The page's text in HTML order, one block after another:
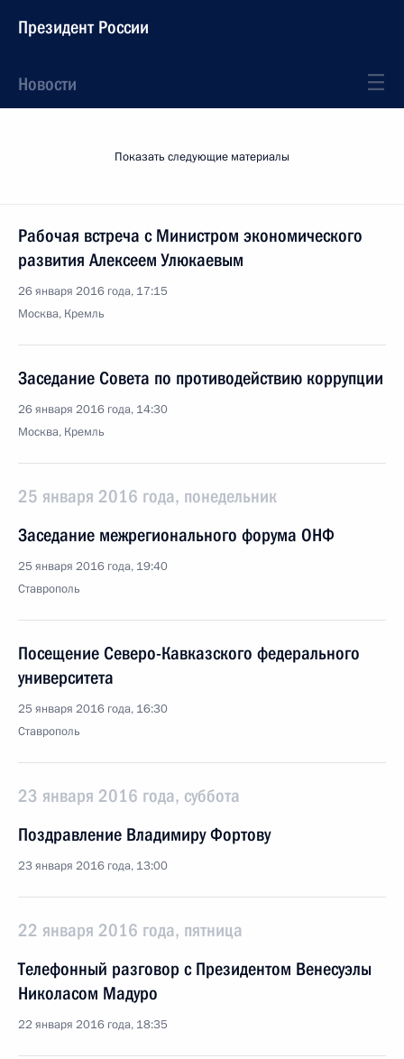
Президент России
Новости
Показать следующие материалы
Рабочая встреча с Министром экономического
развития Алексеем Улюкаевым
26 января 2016 года, 17:15
Москва, Кремль
Заседание Совета по противодействию коррупции
26 января 2016 года, 14:30
Москва, Кремль
25 января 2016 года, понедельник
Заседание межрегионального форума ОНФ
25 января 2016 года, 19:40
Ставрополь
Посещение Северо-Кавказского федерального
университета
25 января 2016 года, 16:30
Ставрополь
23 января 2016 года, суббота
Поздравление Владимиру Фортову
23 января 2016 года, 13:00
22 января 2016 года, пятница
Телефонный разговор с Президентом Венесуэлы
Николасом Мадуро
22 января 2016 года, 18:35